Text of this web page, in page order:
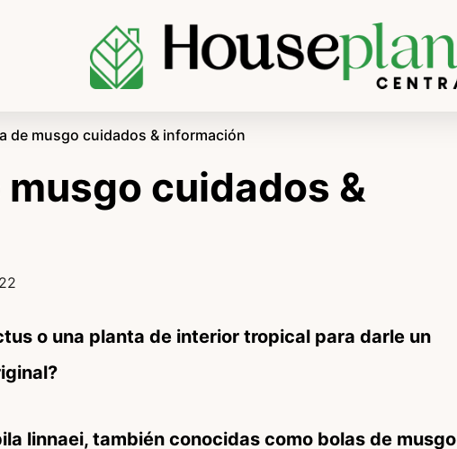
de musgo cuidados & información
cuidados &
o una planta de interior tropical para darle un
linnaei, también conocidas como bolas de musgo